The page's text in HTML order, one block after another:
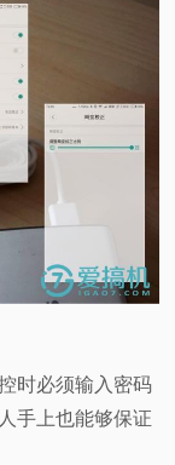
时必须输入密码
手上也能够保证